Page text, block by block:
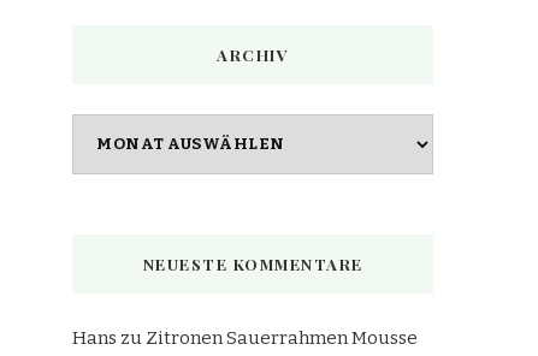
ARCHIV
NEUESTE KOMMENTARE
Hans zu Zitronen Sauerrahmen Mousse